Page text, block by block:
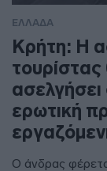
ΕΛΛΑΔΑ
Κρήτη: Η
ασελγήσει
ερωτική
Ο άνδρας